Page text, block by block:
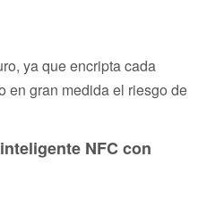
ya que encripta cada
en gran medida el riesgo de
NFC con